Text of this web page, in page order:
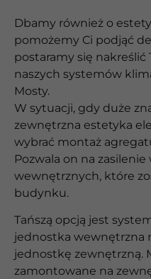
Dbamy również o
pomożemy Ci podjąć
postaramy się
naszych systemów
Mosty.
W sytuacji, gdy duże
zewnętrzna estetyka
wybrać montaż
Pozwala on na
wewnętrznych, które
budynku.
Tańszą opcją jest
jednostka wewnętrzna
jednostkę zewnętrzną.
zamontowane na